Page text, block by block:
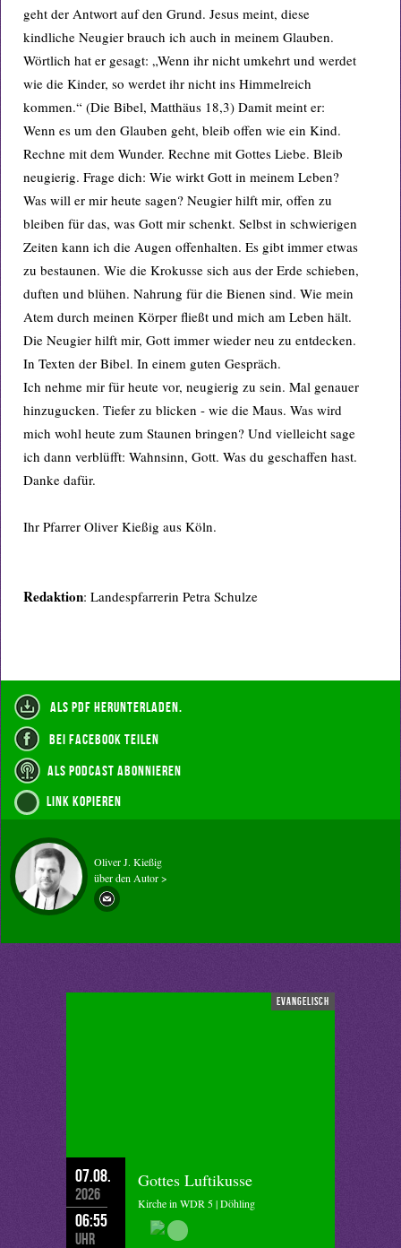
geht der Antwort auf den Grund. Jesus meint, diese
kindliche Neugier brauch ich auch in meinem Glauben.
Wörtlich hat er gesagt: „Wenn ihr nicht umkehrt und werdet
wie die Kinder, so werdet ihr nicht ins Himmelreich
kommen.“ (Die Bibel, Matthäus 18,3) Damit meint er:
Wenn es um den Glauben geht, bleib offen wie ein Kind.
Rechne mit dem Wunder. Rechne mit Gottes Liebe. Bleib
neugierig. Frage dich: Wie wirkt Gott in meinem Leben?
Was will er mir heute sagen? Neugier hilft mir, offen zu
bleiben für das, was Gott mir schenkt. Selbst in schwierigen
Zeiten kann ich die Augen offenhalten. Es gibt immer etwas
zu bestaunen. Wie die Krokusse sich aus der Erde schieben,
duften und blühen. Nahrung für die Bienen sind. Wie mein
Atem durch meinen Körper fließt und mich am Leben hält.
Die Neugier hilft mir, Gott immer wieder neu zu entdecken.
In Texten der Bibel. In einem guten Gespräch.
Ich nehme mir für heute vor, neugierig zu sein. Mal genauer
hinzugucken. Tiefer zu blicken - wie die Maus. Was wird
mich wohl heute zum Staunen bringen? Und vielleicht sage
ich dann verblüfft: Wahnsinn, Gott. Was du geschaffen hast.
Danke dafür.
Ihr Pfarrer Oliver Kießig aus Köln.
Redaktion: Landespfarrerin Petra Schulze
als PDF herunterladen.
bei Facebook teilen
als Podcast abonnieren
Link kopieren
Oliver J. Kießig
über den Autor >
evangelisch
07.08.
2026
06:55
Uhr
Gottes Luftikusse
Kirche in WDR 5 | Döhling